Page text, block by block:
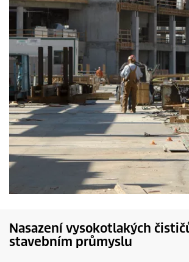
Nasazení vysokotlakých
stavebním průmyslu